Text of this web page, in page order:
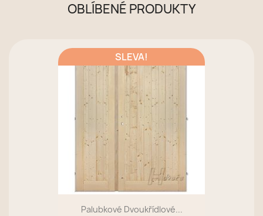
OBLÍBENÉ PRODUKTY
Palubkové Dvoukřídlové...
SLEVA!